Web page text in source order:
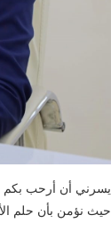
يسرني أن أرحب بكم
حيث نؤمن بأن حلم